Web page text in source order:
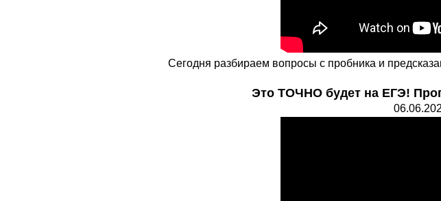
Сегодня разбираем вопросы с пробника и
Это ТОЧНО будет на ЕГЭ!